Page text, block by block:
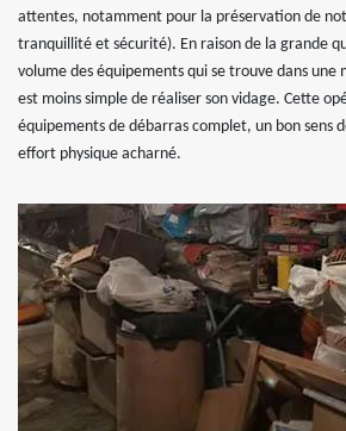
attentes, notamment pour la préservation de
tranquillité et sécurité). En raison de la grande
volume des équipements qui se trouve dans une
est moins simple de réaliser son vidage. Cette
équipements de débarras complet, un bon sens
effort physique acharné.